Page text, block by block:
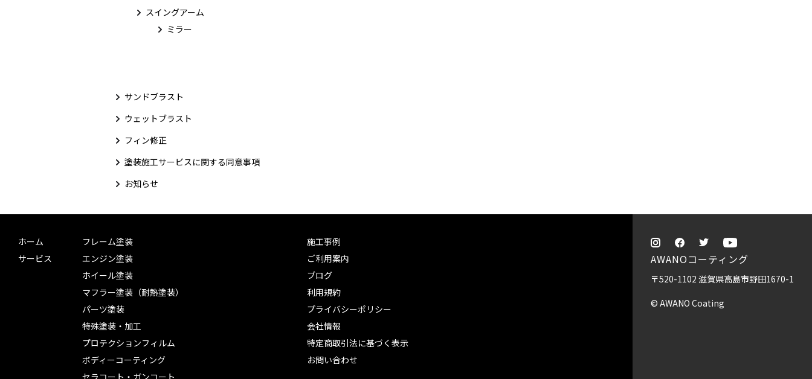
スイングアーム
ミラー
サンドブラスト
ウェットブラスト
フィン修正
塗装施工サービスに関する同意事項
お知らせ
ホーム
サービス
フレーム塗装
エンジン塗装
ホイール塗装
マフラー塗装（耐熱塗装）
パーツ塗装
特殊塗装・加工
プロテクションフィルム
ボディーコーティング
セラコート・ガンコート
施工事例
ご利用案内
ブログ
利用規約
プライバシーポリシー
会社情報
特定商取引法に基づく表示
お問い合わせ
AWANOコーティング
〒520-1102 滋賀県高島市野田1670-1
© AWANO Coating